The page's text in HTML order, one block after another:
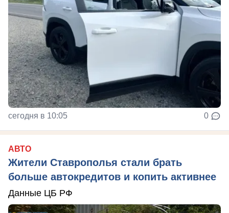
сегодня в 10:05 0
АВТО
Жители Ставрополья стали брать
больше автокредитов и копить активнее
Данные ЦБ РФ